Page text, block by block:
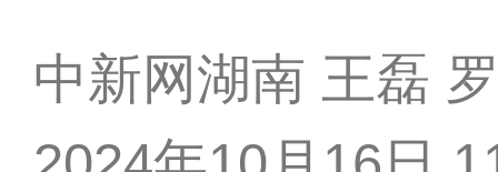
中新网湖南 王磊